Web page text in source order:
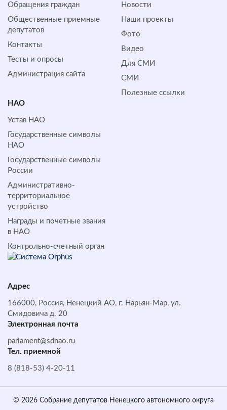
Обращения граждан
Общественные приемные
депутатов
Контакты
Тесты и опросы
Администрация сайта
Новости
Наши проекты
Фото
Видео
Для СМИ
СМИ
Полезные ссылки
НАО
Устав НАО
Государственные символы
НАО
Государственные символы
России
Административно-
территориальное
устройство
Награды и почетные звания
в НАО
Контрольно-счетный орган
Адрес
166000, Россия, Ненецкий АО, г. Нарьян-Мар, ул.
Смидовича д. 20
Электронная почта
parlament@sdnao.ru
Тел. приемной
8 (818-53) 4-20-11
© 2026 Собрание депутатов Ненецкого автономного округа